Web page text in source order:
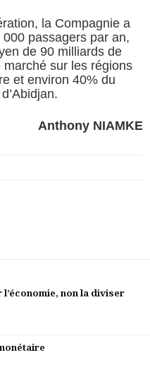
la Compagnie a
passagers par an,
de 90 milliards de
sur les régions
et environ 40% du
Anthony NIAMKE
non la diviser